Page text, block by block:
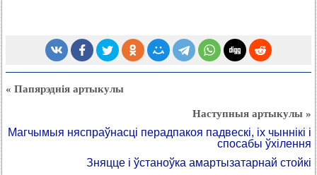
« Папярэднія артыкулы
Наступныя артыкулы »
Магчымыя няспраўнасці перадпакоя падвескі, іх чыннікі і
спосабы ўхілення
Зняцце і ўстаноўка амартызатарнай стойкі